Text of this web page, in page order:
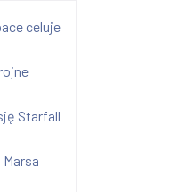
celuje
Starfall